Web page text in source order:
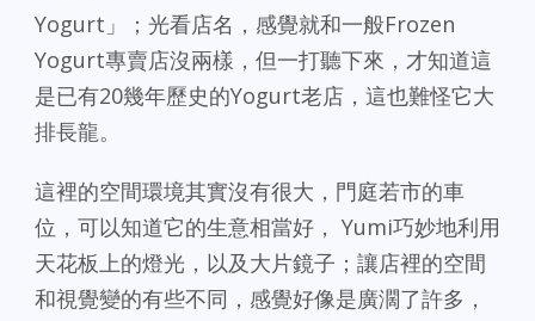
Yogurt」；光看店名，感覺就和一般Frozen
Yogurt專賣店沒兩樣，但一打聽下來，才知道這
是已有20幾年歷史的Yogurt老店，這也難怪它大
排長龍。
這裡的空間環境其實沒有很大，門庭若市的車
位，可以知道它的生意相當好， Yumi巧妙地利用
天花板上的燈光，以及大片鏡子；讓店裡的空間
和視覺變的有些不同，感覺好像是廣濶了許多，